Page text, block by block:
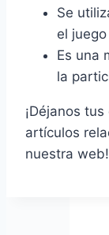
Se
el
Es una
la
¡Déjanos
artículos
nuestra web!